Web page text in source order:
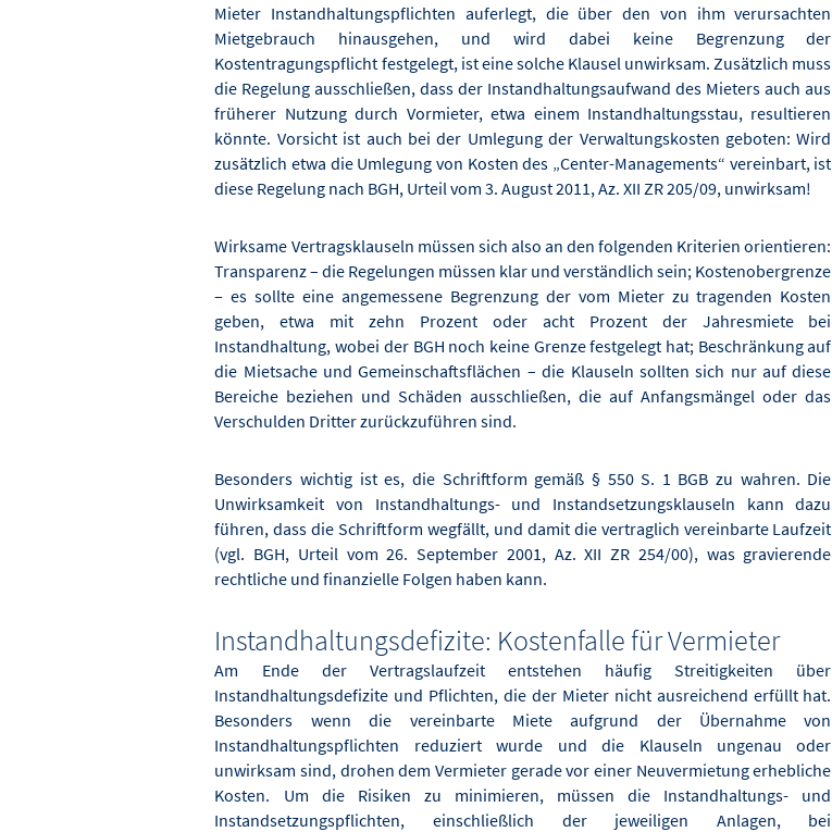
Mieter Instandhaltungspflichten auferlegt, die über den von ihm verursachten
Mietgebrauch hinausgehen, und wird dabei keine Begrenzung der
Kostentragungspflicht festgelegt, ist eine solche Klausel unwirksam. Zusätzlich muss
die Regelung ausschließen, dass der Instandhaltungsaufwand des Mieters auch aus
früherer Nutzung durch Vormieter, etwa einem Instandhaltungsstau, resultieren
könnte. Vorsicht ist auch bei der Umlegung der Verwaltungskosten geboten: Wird
zusätzlich etwa die Umlegung von Kosten des „Center-Managements“ vereinbart, ist
diese Regelung nach BGH, Urteil vom 3. August 2011, Az. XII ZR 205/09, unwirksam!
Wirksame Vertragsklauseln müssen sich also an den folgenden Kriterien orientieren:
Transparenz – die Regelungen müssen klar und verständlich sein; Kostenobergrenze
– es sollte eine angemessene Begrenzung der vom Mieter zu tragenden Kosten
geben, etwa mit zehn Prozent oder acht Prozent der Jahresmiete bei
Instandhaltung, wobei der BGH noch keine Grenze festgelegt hat; Beschränkung auf
die Mietsache und Gemeinschaftsflächen – die Klauseln sollten sich nur auf diese
Bereiche beziehen und Schäden ausschließen, die auf Anfangsmängel oder das
Verschulden Dritter zurückzuführen sind.
Besonders wichtig ist es, die Schriftform gemäß § 550 S. 1 BGB zu wahren. Die
Unwirksamkeit von Instandhaltungs- und Instandsetzungsklauseln kann dazu
führen, dass die Schriftform wegfällt, und damit die vertraglich vereinbarte Laufzeit
(vgl. BGH, Urteil vom 26. September 2001, Az. XII ZR 254/00), was gravierende
rechtliche und finanzielle Folgen haben kann.
Instandhaltungsdefizite: Kostenfalle für Vermieter
Am Ende der Vertragslaufzeit entstehen häufig Streitigkeiten über
Instandhaltungsdefizite und Pflichten, die der Mieter nicht ausreichend erfüllt hat.
Besonders wenn die vereinbarte Miete aufgrund der Übernahme von
Instandhaltungspflichten reduziert wurde und die Klauseln ungenau oder
unwirksam sind, drohen dem Vermieter gerade vor einer Neuvermietung erhebliche
Kosten. Um die Risiken zu minimieren, müssen die Instandhaltungs- und
Instandsetzungspflichten, einschließlich der jeweiligen Anlagen, bei